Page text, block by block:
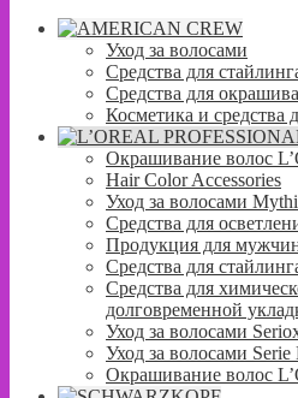
Уход за волосами
Средства для
Средства для
Косметика и средства
Окрашивание волос
Hair Color Accessories
Уход за волосами
Средства для
Продукция для
Средства для
Средства для
долговременной
Уход за волосами
Уход за волосами Serie
Окрашивание волос